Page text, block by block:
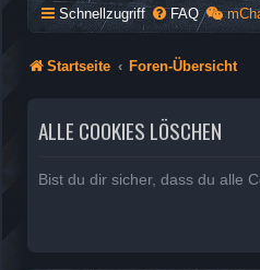
Schnellzugriff FAQ
Startseite Foren-Übersicht
ALLE COOKIES LÖSCHEN
Bist du dir sicher, dass du alle